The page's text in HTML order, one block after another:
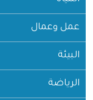
عمل وعمال
البيئة
الرياضة